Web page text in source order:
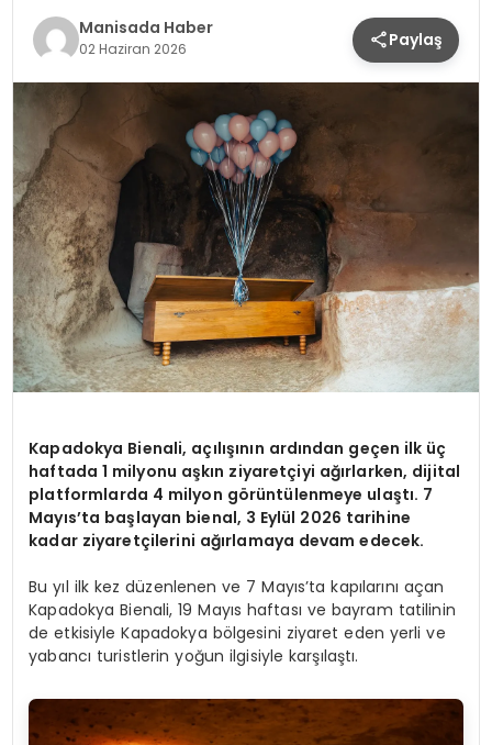
SIYASET
SPOR
TEKNOLOJI
YAŞAM
Manisada Haber
02 Haziran 2026 Paylaş
Kapadokya Bienali, açılışının ardından geçen ilk üç
haftada 1 milyonu aşkın ziyaretçiyi ağırlarken, dijital
platformlarda 4 milyon görüntülenmeye ulaştı. 7
Mayıs’ta başlayan bienal, 3 Eylül 2026 tarihine
kadar ziyaretçilerini ağırlamaya devam edecek.
Bu yıl ilk kez düzenlenen ve 7 Mayıs’ta kapılarını açan
Kapadokya Bienali, 19 Mayıs haftası ve bayram tatilinin
de etkisiyle Kapadokya bölgesini ziyaret eden yerli ve
yabancı turistlerin yoğun ilgisiyle karşılaştı.